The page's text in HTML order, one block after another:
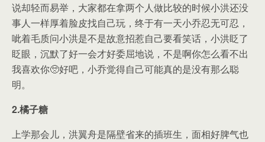
说却轻而易举，大家都在拿两个人做比较的时候小洪还没
事人一样厚着脸皮找自己玩，终于有一天小乔忍无可忍，
呲着毛质问小洪是不是故意招惹自己要看笑话，小洪眨了
眨眼，沉默了好一会才好委屈地说，不是啊你怎么看不出
我喜欢你🥺好吧，小乔觉得自己可能真的是没有那么聪
明。
2.橘子糖
上学那会儿，洪翼舟是隔壁省来的插班生，面相好脾气也